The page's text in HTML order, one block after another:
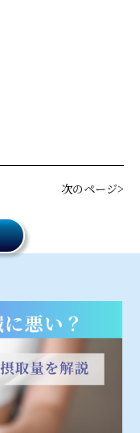
次のページ